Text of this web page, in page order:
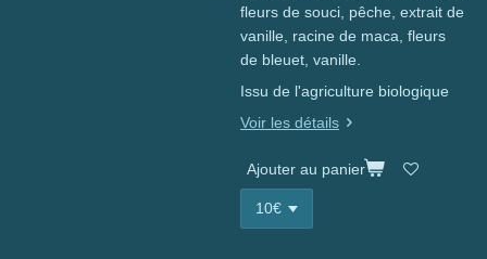
fleurs de souci, pêche, extrait de
vanille, racine de maca, fleurs
de bleuet, vanille.
Issu de l'agriculture biologique
Voir les détails
Ajouter au panier